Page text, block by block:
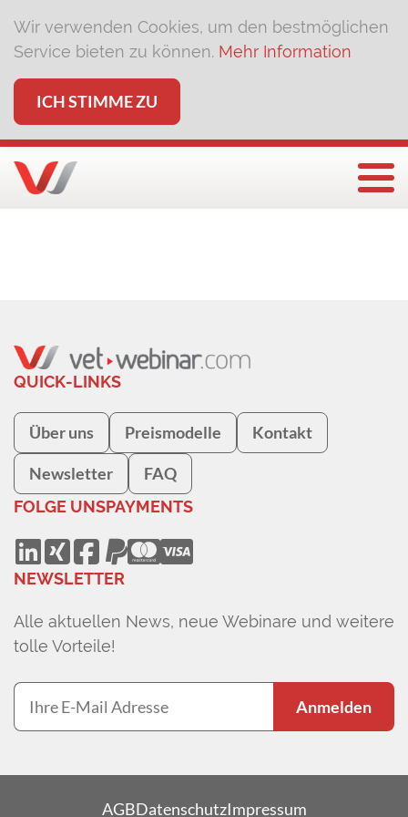
Wir verwenden Cookies, um den bestmöglichen
Service bieten zu können. Mehr Information
ICH STIMME ZU
QUICK-LINKS
Über uns Preismodelle Kontakt
Newsletter FAQ
FOLGE UNSPAYMENTS
NEWSLETTER
Alle aktuellen News, neue Webinare und weitere
tolle Vorteile!
Anmelden
AGBDatenschutzImpressum